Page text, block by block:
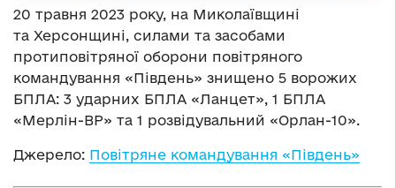
20 травня 2023 року, на Миколаївщині
та Херсонщині, силами та засобами
протиповітряної оборони повітряного
командування «Південь» знищено 5 ворожих
БПЛА: 3 ударних БПЛА «Ланцет», 1 БПЛА
«Мерлін-ВР» та 1 розвідувальний «Орлан-10».
Джерело: Повітряне командування «Південь»